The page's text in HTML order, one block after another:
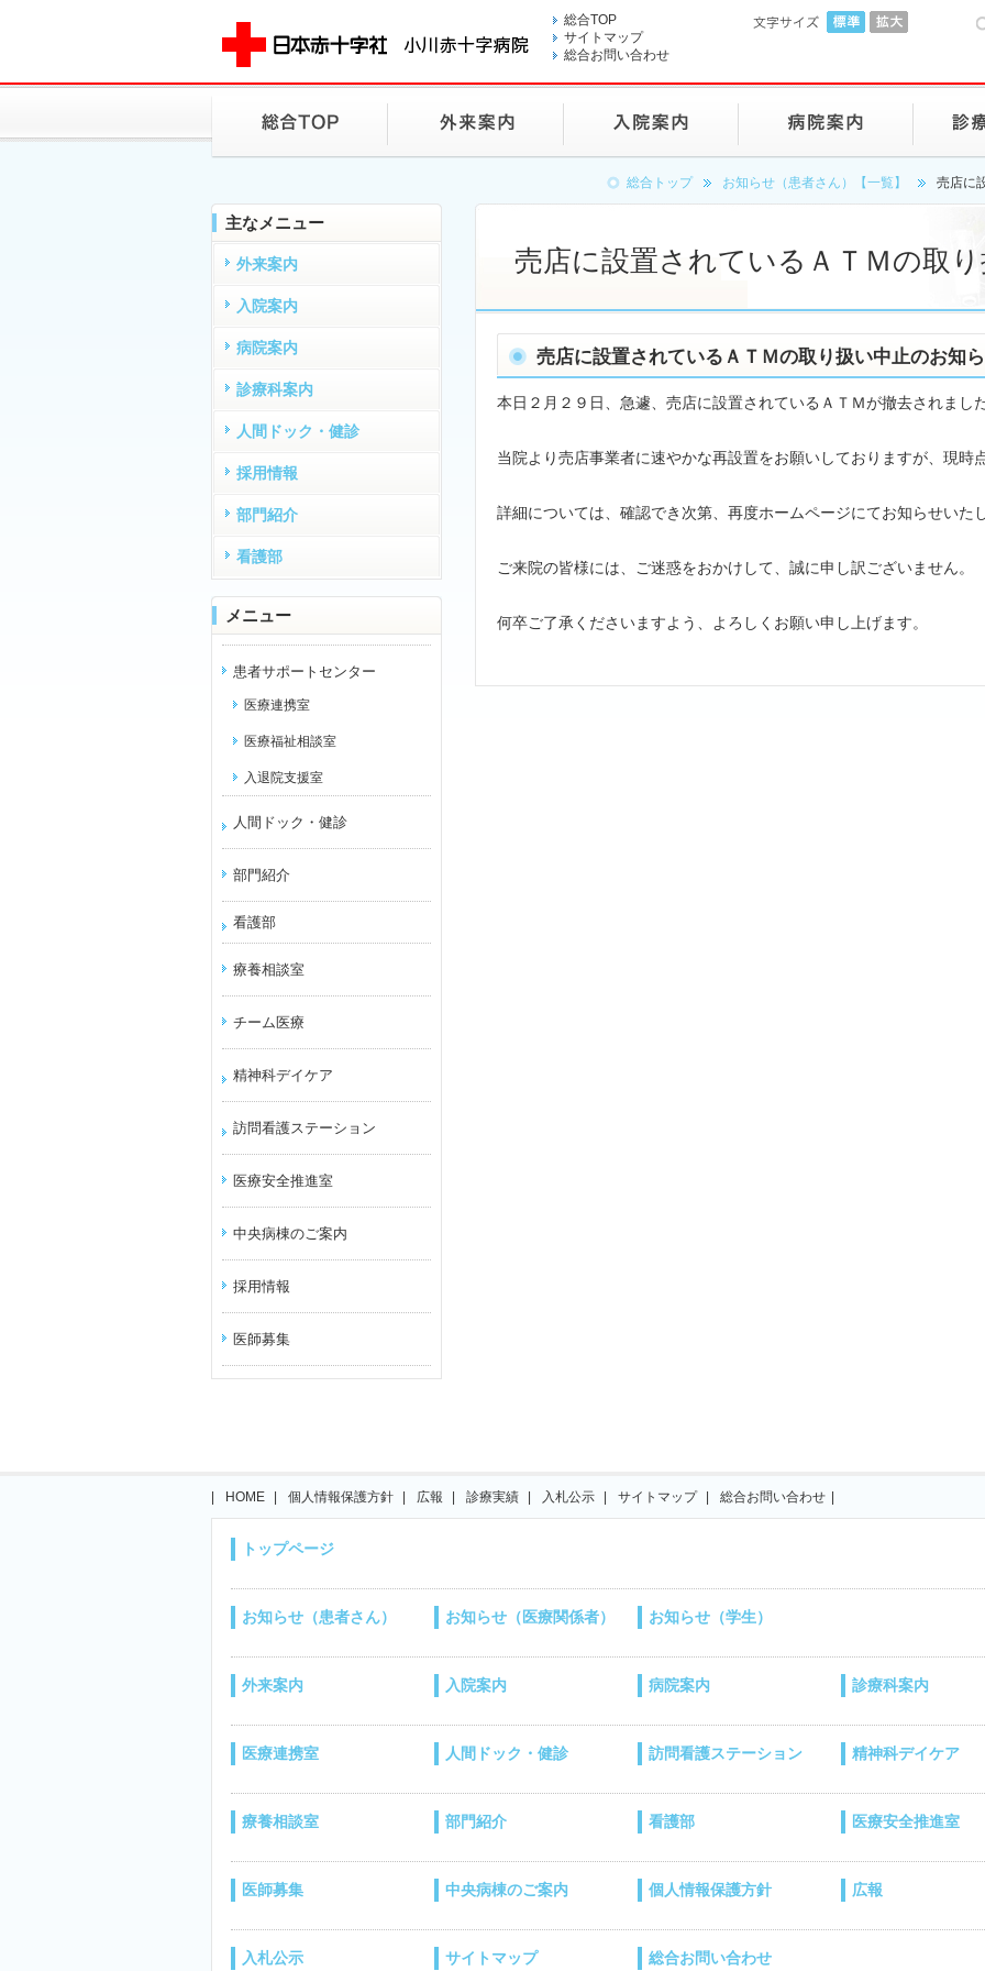
総合TOP
サイトマップ
総合お問い合わせ
総合トップ お知らせ（患者さん）【一覧】 売店に
売店に設置されているＡＴＭの取
売店に設置されているＡＴＭの取り扱い中止のお知
本日２月２９日、急遽、売店に設置されているＡＴＭが撤去されまし
当院より売店事業者に速やかな再設置をお願いしておりますが、現時
詳細については、確認でき次第、再度ホームページにてお知らせいた
ご来院の皆様には、ご迷惑をおかけして、誠に申し訳ございません。
何卒ご了承くださいますよう、よろしくお願い申し上げます。
主なメニュー
外来案内
入院案内
病院案内
診療科案内
人間ドック・健診
採用情報
部門紹介
看護部
メニュー
患者サポートセンター
医療連携室
医療福祉相談室
入退院支援室
人間ドック・健診
部門紹介
看護部
療養相談室
チーム医療
精神科デイケア
訪問看護ステーション
医療安全推進室
中央病棟のご案内
採用情報
医師募集
HOME 個人情報保護方針 広報 診療実績 入札公示 サイトマップ 総合お問い合わせ
トップページ
お知らせ（患者さん） お知らせ（医療関係者） お知らせ（学生）
外来案内 入院案内 病院案内 診療科案内
医療連携室 人間ドック・健診 訪問看護ステーション 精神科デイケア
療養相談室 部門紹介 看護部 医療安全推進室
医師募集 中央病棟のご案内 個人情報保護方針 広報
入札公示 サイトマップ 総合お問い合わせ